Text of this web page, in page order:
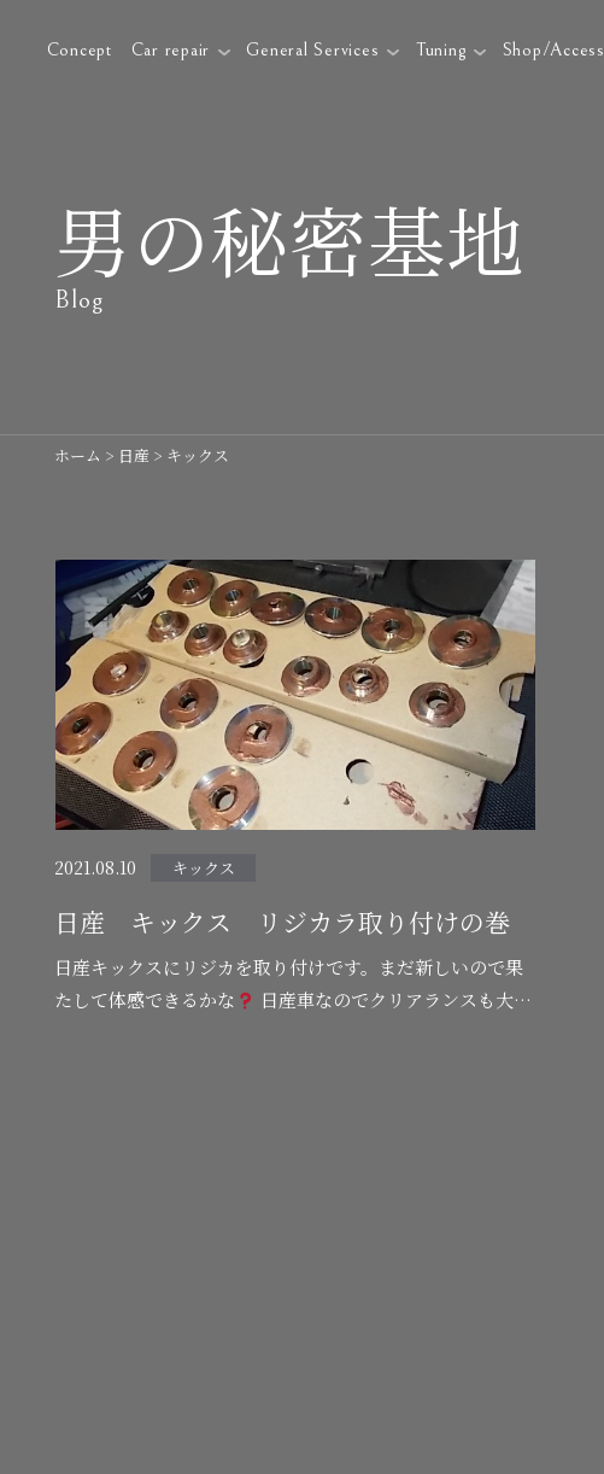
Concept Car repair General Services Tuning Shop/Access
男の秘密基地
Blog
ホーム > 日産 > キックス
2021.08.10 キックス
日産 キックス リジカラ取り付けの巻
日産キックスにリジカを取り付けです。まだ新しいので果
たして体感できるかな
日産車なのでクリアランスも大き